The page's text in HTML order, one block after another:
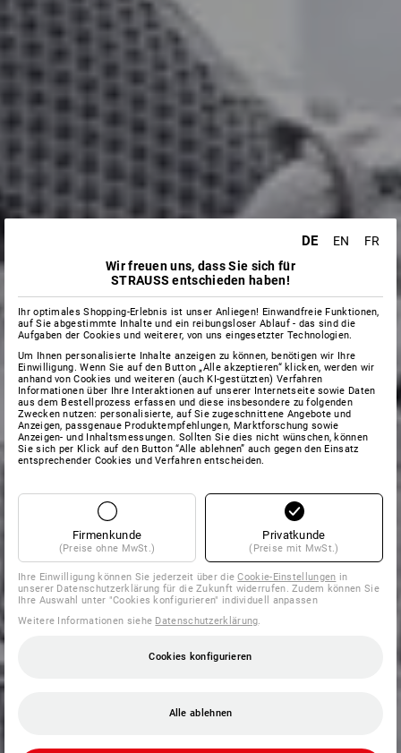
DE EN
FR
Wir freuen uns, dass Sie sich für
STRAUSS entschieden haben!
Ihr optimales Shopping-Erlebnis ist unser Anliegen! Einwandfreie Funktionen,
auf Sie abgestimmte Inhalte und ein reibungsloser Ablauf - das sind die
Aufgaben der Cookies und weiterer, von uns eingesetzter Technologien.
Um Ihnen personalisierte Inhalte anzeigen zu können, benötigen wir Ihre
Einwilligung. Wenn Sie auf den Button „Alle akzeptieren“ klicken, werden wir
anhand von Cookies und weiteren (auch KI-gestützten) Verfahren
Informationen über Ihre Interaktionen auf unserer Internetseite sowie Daten
aus dem Bestellprozess erfassen und diese insbesondere zu folgenden
Zwecken nutzen: personalisierte, auf Sie zugeschnittene Angebote und
Anzeigen, passgenaue Produktempfehlungen, Marktforschung sowie
Anzeigen- und Inhaltsmessungen. Sollten Sie dies nicht wünschen, können
Sie sich per Klick auf den Button “Alle ablehnen” auch gegen den Einsatz
entsprechender Cookies und Verfahren entscheiden.
Firmenkunde
(Preise ohne MwSt.)
Privatkunde
(Preise mit MwSt.)
Ihre Einwilligung können Sie jederzeit über dieCookie-Einstellungen in
unserer Datenschutzerklärung für die Zukunft widerrufen. Zudem können Sie
Ihre Auswahl unter "Cookies konfigurieren" individuell anpassen
Weitere Informationen siehe Datenschutzerklärung
Cookies konfigurieren
Alle ablehnen